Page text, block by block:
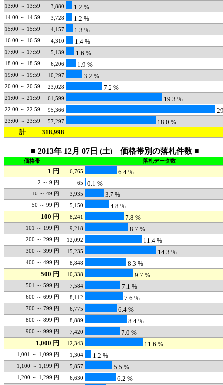
13:00 ～ 13:59 3,880 1.2 %
14:00 ～ 14:59 3,728 1.2 %
15:00 ～ 15:59 4,157 1.3 %
16:00 ～ 16:59 4,310 1.4 %
17:00 ～ 17:59 5,139 1.6 %
18:00 ～ 18:59 6,206 1.9 %
19:00 ～ 19:59 10,297 3.2 %
20:00 ～ 20:59 23,028 7.2 %
21:00 ～ 21:59 61,599 19.3 %
22:00 ～ 22:59 95,366
23:00 ～ 23:59 57,297
18.0 %
計
318,998
■ 2013年 12月 07日 (土) 価格帯別の落札件数 ■
価格帯 落札データ数
1 円 6,765 6.4 %
2 ～ 9 円 65 0.1 %
10 ～ 49 円 3,935 3.7 %
50 ～ 99 円 5,150
4.8 %
100 円
8,241 7.8 %
101 ～ 199 円 9,218 8.7 %
200 ～ 299 円 12,092 11.4 %
300 ～ 399 円 15,235 14.3 %
400 ～ 499 円 8,848
8.3 %
500 円
10,338 9.7 %
501 ～ 599 円 7,584 7.1 %
600 ～ 699 円 8,112 7.6 %
700 ～ 799 円 6,775 6.4 %
800 ～ 899 円 8,889 8.4 %
900 ～ 999 円 7,420
7.0 %
1,000 円
12,343 11.6 %
1,001 ～ 1,099 円 1,304 1.2 %
1,100 ～ 1,199 円 5,857 5.5 %
1,200 ～ 1,299 円 6,630 6.2 %